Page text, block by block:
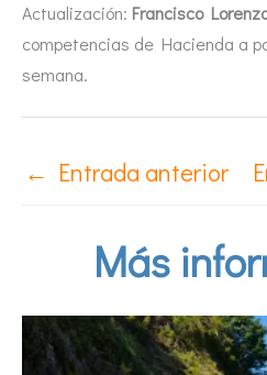
Actualización: Francisco
competencias de Hacienda a
semana.
← Entrada anterior
Más